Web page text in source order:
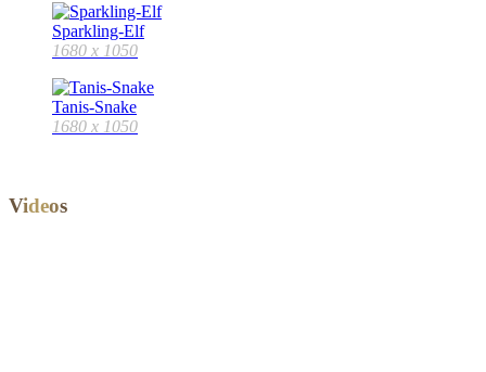
Sparkling-Elf
1680 x 1050
Tanis-Snake
1680 x 1050
Videos